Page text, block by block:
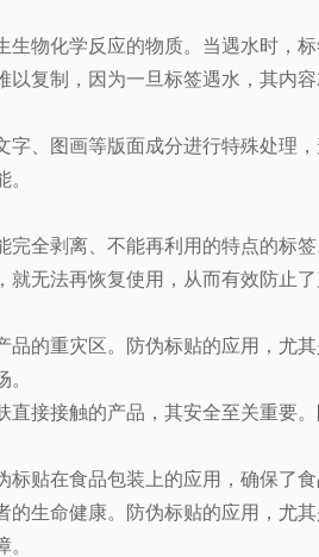
生物化学反应的物质。当遇水时，
复制，因为一旦标签遇水，其内容
字、图画等版面成分进行特殊处理
全剥离、不能再利用的特点的标
无法再恢复使用，从而有效防止了
品的重灾区。防伪标贴的应用，尤
直接接触的产品，其安全至关重要
贴在食品包装上的应用，确保了
的生命健康。防伪标贴的应用，尤